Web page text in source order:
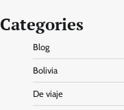
Categories
Blog
Bolivia
De viaje